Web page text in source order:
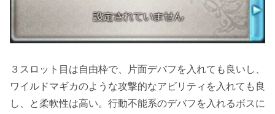
３スロット目は自由枠で、片面デバフを入れても良いし、
ワイルドマギカのような攻撃的なアビリティを入れても良
し、と柔軟性は高い。行動不能系のデバフを入れるボスに